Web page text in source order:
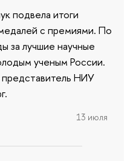
подвела итоги
с премиями. По
за лучшие научные
ученым России.
НИУ
13 июля